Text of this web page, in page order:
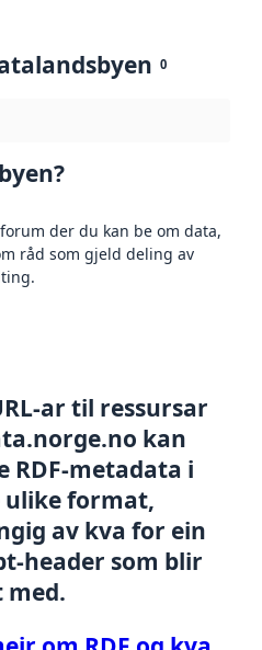
0
der du kan be om data,
råd som gjeld deling av
ar til ressursar
kan
RDF-metadata i
format,
av kva for ein
header som blir
med.